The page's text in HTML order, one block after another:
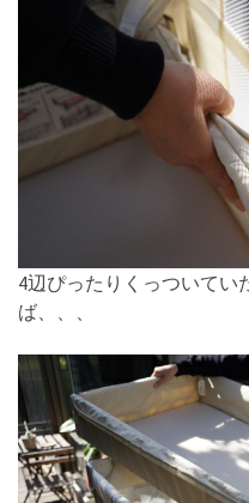
4辺ぴったりくっついてい
ば、、、